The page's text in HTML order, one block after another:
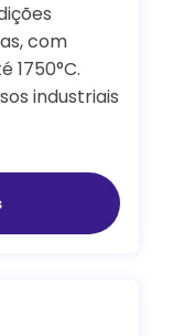
com
industriais